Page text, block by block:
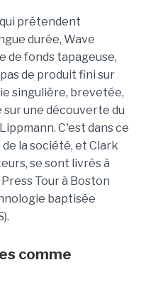
prétendent
durée, Wave
de fonds tapageuse,
de produit fini sur
singulière, brevetée,
sur une découverte du
C'est dans ce
la société, et Clark
se sont livrés à
Tour à Boston
baptisée
comme